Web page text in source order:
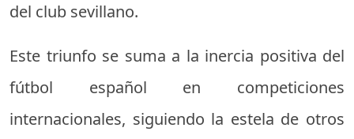
del club sevillano.
Este triunfo se suma a la inercia positiva del
fútbol español en competiciones
internacionales, siguiendo la estela de otros